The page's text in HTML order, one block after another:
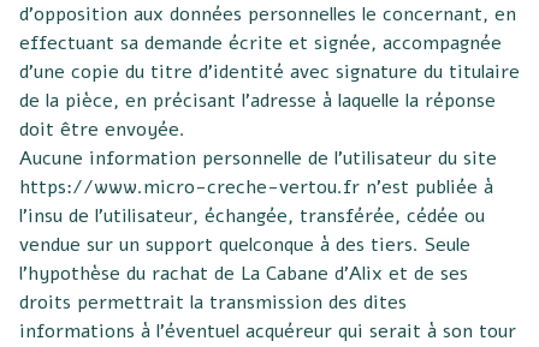
d’opposition aux données personnelles le concernant, en
effectuant sa demande écrite et signée, accompagnée
d’une copie du titre d’identité avec signature du titulaire
de la pièce, en précisant l’adresse à laquelle la réponse
doit être envoyée.
Aucune information personnelle de l’utilisateur du site
https://www.micro-creche-vertou.fr n’est publiée à
l’insu de l’utilisateur, échangée, transférée, cédée ou
vendue sur un support quelconque à des tiers. Seule
l’hypothèse du rachat de La Cabane d’Alix et de ses
droits permettrait la transmission des dites
informations à l’éventuel acquéreur qui serait à son tour